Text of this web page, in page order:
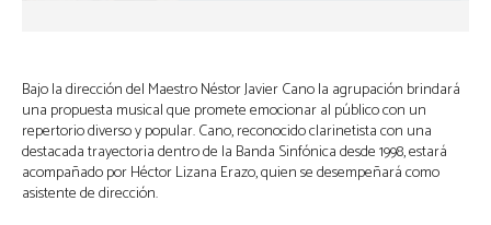
Bajo la dirección del Maestro Néstor Javier Cano la agrupación brindará
una propuesta musical que promete emocionar al público con un
repertorio diverso y popular. Cano, reconocido clarinetista con una
destacada trayectoria dentro de la Banda Sinfónica desde 1998, estará
acompañado por Héctor Lizana Erazo, quien se desempeñará como
asistente de dirección.